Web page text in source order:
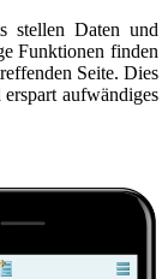
stellen Daten und
Funktionen finden
Seite. Dies
aufwändiges